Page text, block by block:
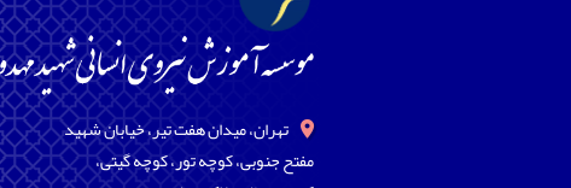
تهران، میدان هفت تیر، خیابان شهید
مفتح جنوبی، کوچه تور، کوچه گیتی،